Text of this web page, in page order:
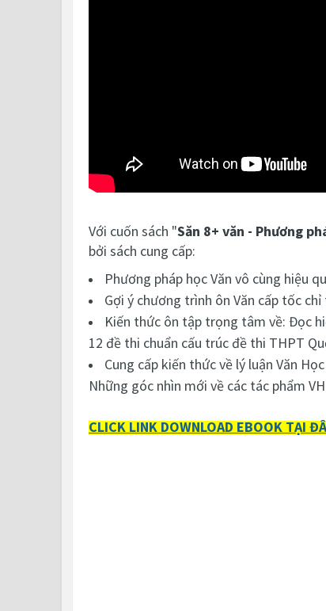
Với cuốn sách "Săn 8+ văn - Phương
bởi sách cung cấp:
Phương pháp học Văn vô cùng hiệu
Gợi ý chương trình ôn Văn cấp tốc
Kiến thức ôn tập trọng tâm về: Đọc
12 đề thi chuẩn cấu trúc đề thi THPT
Cung cấp kiến thức về lý luận Văn
Những góc nhìn mới về các tác phẩm
CLICK LINK DOWNLOAD EBOOK TẠI